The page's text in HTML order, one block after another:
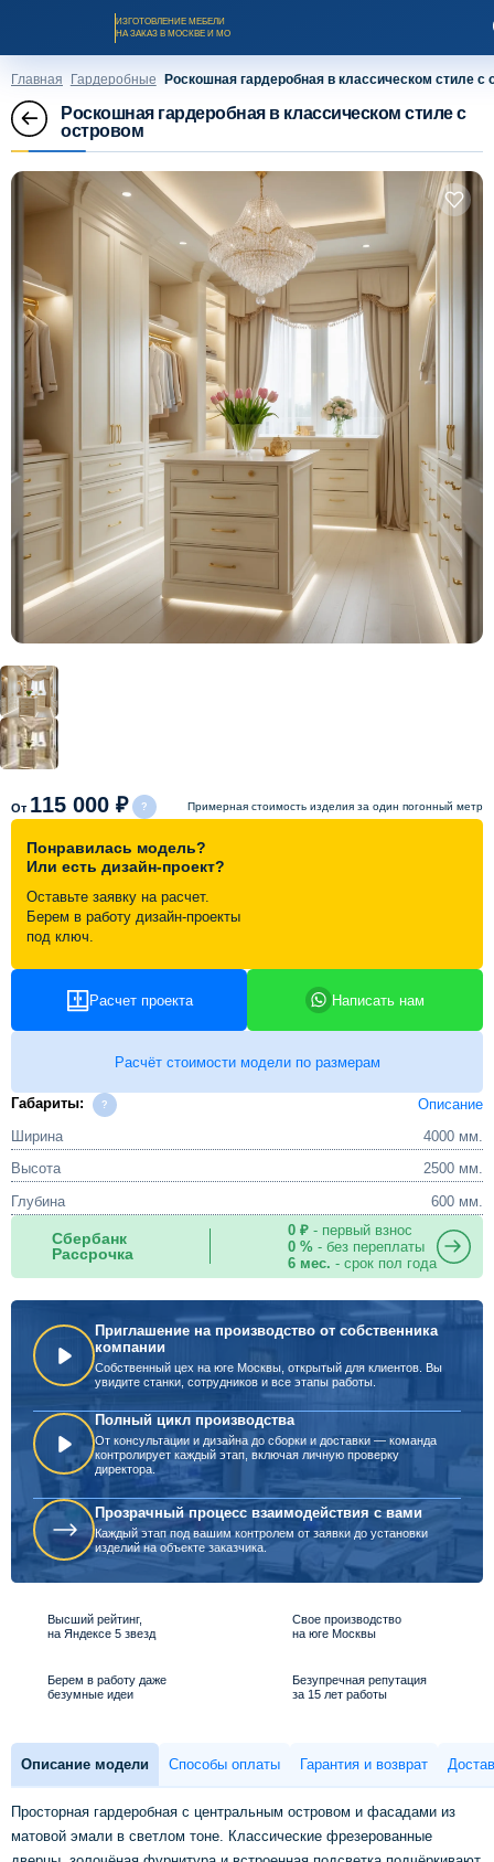
ИЗГОТОВЛЕНИЕ МЕБЕЛИ
НА ЗАКАЗ В МОСКВЕ И МО
Заказать звонок
Каталог мебели на заказ
О компании
Оплата и доставка
Рассрочка и кредит
Схема работы
Акции и скидки
Портфолио
Видеоотзывы
Контакты
Главная Гардеробные Роскошная гардеробная в классическом стиле с
Роскошная гардеробная в классическом стиле с
островом
От 115 000 ₽ Примерная стоимость изделия за один погонный метр
Понравилась модель?
Или есть дизайн-проект?
Оставьте заявку на расчет.
Берем в работу дизайн-проекты
под ключ.
Расчет проекта Написать нам
Расчёт стоимости модели по размерам
Габариты:
Описание
Ширина
4000 мм.
Высота
2500 мм.
Глубина
600 мм.
Сбербанк
Рассрочка
0 ₽- первый взнос
0 %- без переплаты
6 мес. - срок пол года
Приглашение на производство от собственника
компании
Собственный цех на юге Москвы, открытый для клиентов. Вы
увидите станки, сотрудников и все этапы работы.
Полный цикл производства
От консультации и дизайна до сборки и доставки — команда
контролирует каждый этап, включая личную проверку
директора.
Прозрачный процесс взаимодействия с вами
Каждый этап под вашим контролем от заявки до установки
изделий на объекте заказчика.
Высший рейтинг,
на Яндексе 5 звезд
Свое производство
на юге Москвы
Берем в работу даже
безумные идеи
Безупречная репутация
за 15 лет работы
Описание модели Способы оплаты Гарантия и возврат
Просторная гардеробная с центральным островом и фасадами из
матовой эмали в светлом тоне. Классические фрезерованные